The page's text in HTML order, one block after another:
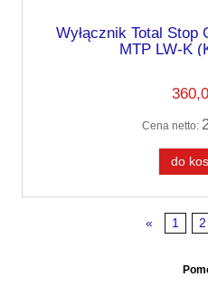
Wyłącznik Total Stop
MTP LW-K
Cena netto:
do
« 1 2